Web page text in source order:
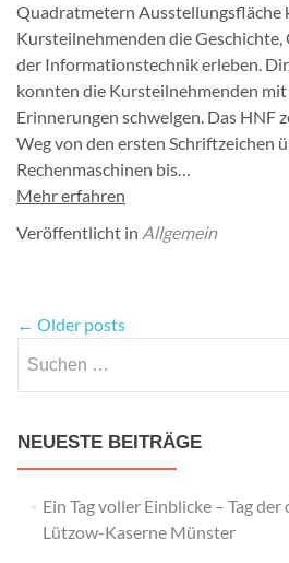
Quadratmetern Ausstellungsfläche
Kursteilnehmenden die
der Informationstechnik erleben.
konnten die Kursteilnehmenden
Erinnerungen schwelgen. Das HNF
Weg von den ersten Schriftzeichen
Rechenmaschinen bis…
Mehr erfahren
Veröffentlicht in Allgemein
← Older posts
nach:
NEUESTE BEITRÄGE
Ein Tag voller Einblicke – Tag
Lützow-Kaserne Münster